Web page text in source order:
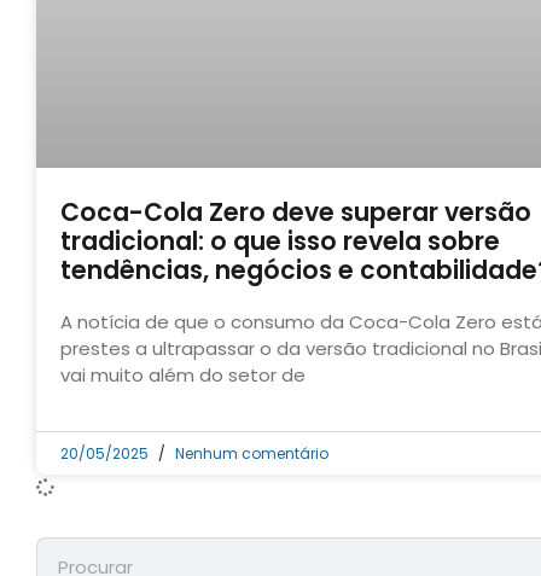
Coca-Cola Zero deve superar versão
tradicional: o que isso revela sobre
tendências, negócios e
A notícia de que o consumo da Coca-Cola Zero
prestes a ultrapassar o da versão tradicional no
vai muito além do setor de
20/05/2025 Nenhum comentário